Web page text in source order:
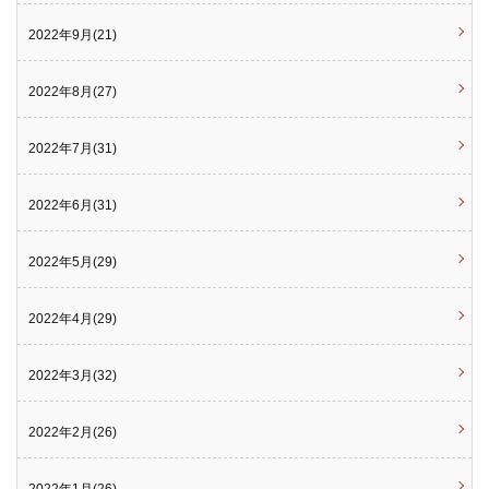
2022年9月(21)
2022年8月(27)
2022年7月(31)
2022年6月(31)
2022年5月(29)
2022年4月(29)
2022年3月(32)
2022年2月(26)